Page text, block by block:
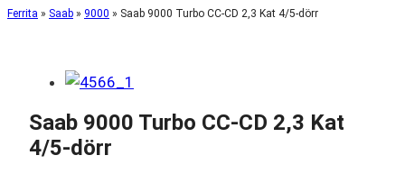
Ferrita » Saab » 9000 » Saab 9000 Turbo CC-CD 2,3 Kat 4/5-dörr
Saab 9000 Turbo CC-CD 2,3 Kat
4/5-dörr